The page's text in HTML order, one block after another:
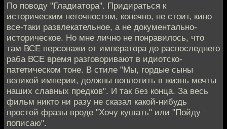
По поводу "Гладиатора". Придираться к
историческим неточностям, конечно, не стоит, кино
все-таки развлекательное, а не документально-
историческое. Но мне лично не понравилось, что
там ВСЕ персонажи от императора до распоследнего
раба ВСЕ время разговоривают в идиотско-
патетическом тоне. В стиле "Мы, гордые сыны
великой империи, должны воплотить в жизнь мечты
наших славных предков". И так без конца. За весь
фильм никто ни разу не сказал какой-нибудь
простой фразы вроде "Хочу кушать" или "Пойду
пописаю".